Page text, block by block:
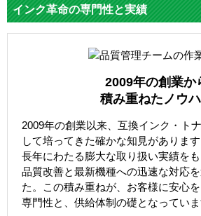
インク革命の専門性と実績
2009年の創業か
積み重ねたノウ
2009年の創業以来、互換インク・ト
して培ってきた確かな知見があります
長年にわたる膨大な取り扱い実績を
品質改善と最新機種への迅速な対応
た。この積み重ねが、お客様に安心
専門性と、供給体制の礎となっていま